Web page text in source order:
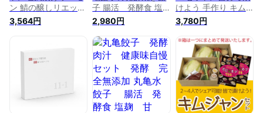
ン 鯖の醸しリエット
奈良漬とチーズとケ
ール (漬物の米油漬
の森 10％Iam テンパ
ーセントアイアム 次
菌 腸活 ギフト プレ
ゼント《 クール便
3,564円
子 腸活 発酵食 塩
麹 甘酒 発酵 乳酸
菌 美容 無添加餃子
2,980円
けよう 手作り キム
チセット ★ 白菜 1/2
株×2=1株分 洪先生
の キムチ教室 漬け
たて ベビーキムチ
失敗なし 下ごしらえ
済 計量済 発酵 乳酸
菌 無添加 本物 本格
ヤンニョム 整腸 菌
活《冷蔵便限定／常
3,780円